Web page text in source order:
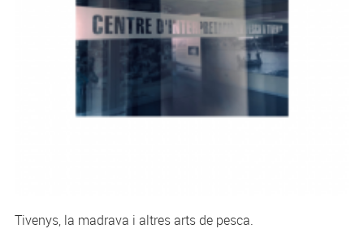
Tivenys, la madrava i altres arts de pesca.